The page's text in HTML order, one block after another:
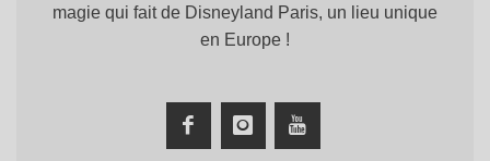
magie qui fait de Disneyland Paris, un lieu unique
en Europe !